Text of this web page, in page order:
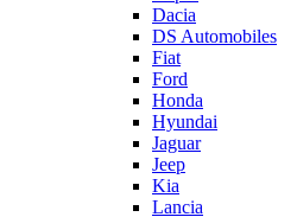
Dacia
DS Automobiles
Fiat
Ford
Honda
Hyundai
Jaguar
Jeep
Kia
Lancia